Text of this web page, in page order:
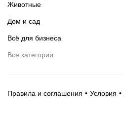
Животные
Дом и сад
Всё для бизнеса
Все категории
Правила и соглашения Условия